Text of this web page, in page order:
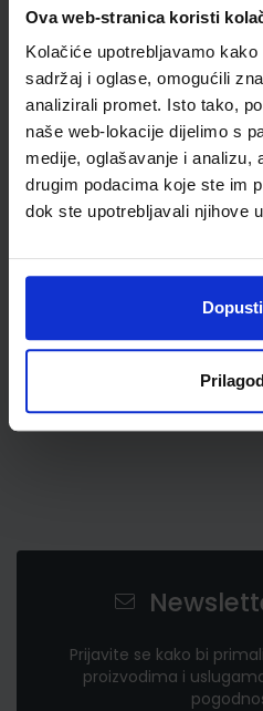
Ova web-stranica koristi
Kolačiće upotrebljavamo
sadržaj i oglase, omogućili
analizirali promet. Isto tako,
naše web-lokacije dijelimo s
medije, oglašavanje i analizu,
drugim podacima koje ste im
dok ste upotrebljavali njihove
Herlitz, sort
Prijavite se kako bi
proizvodima i